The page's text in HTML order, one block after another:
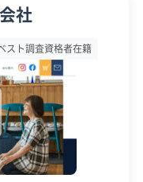
。崖の上の建物を
が起きるのを防ぐ
もりに加わること
を工事車両で塞が
）の人件費が別途
物収集運搬業許可
工技士
管理技士
社
スト調査資格者在籍